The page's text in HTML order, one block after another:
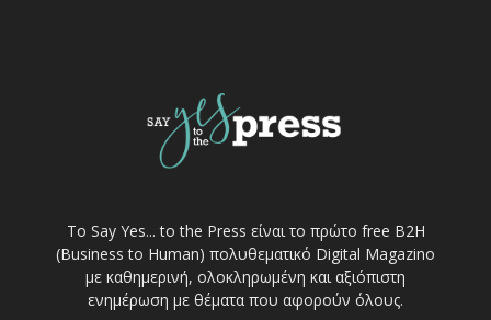
Το Say Yes... to the Press είναι το πρώτο free Β2Η
(Business to Human) πολυθεματικό Digital Magazino
με καθημερινή, ολοκληρωμένη και αξιόπιστη
ενημέρωση με θέματα που αφορούν όλους.